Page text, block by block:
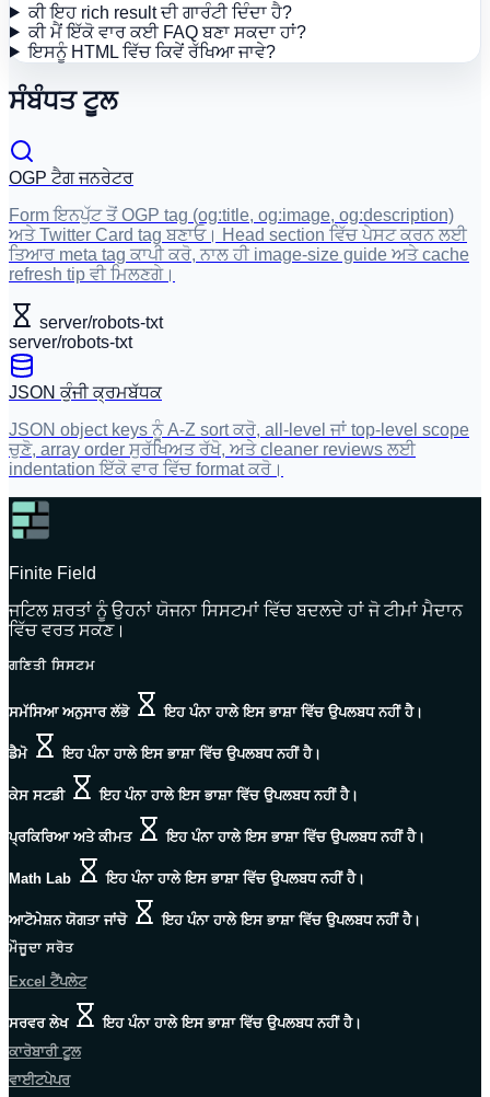
ਕੀ ਇਹ rich result ਦੀ ਗਾਰੰਟੀ ਦਿੰਦਾ ਹੈ?
ਕੀ ਮੈਂ ਇੱਕੋ ਵਾਰ ਕਈ FAQ ਬਣਾ ਸਕਦਾ ਹਾਂ?
ਇਸਨੂੰ HTML ਵਿੱਚ ਕਿਵੇਂ ਰੱਖਿਆ ਜਾਵੇ?
ਸੰਬੰਧਤ ਟੂਲ
OGP ਟੈਗ ਜਨਰੇਟਰ
Form ਇਨਪੁੱਟ ਤੋਂ OGP tag (og:title, og:image, og:description)
ਅਤੇ Twitter Card tag ਬਣਾਓ। Head section ਵਿੱਚ ਪੇਸਟ ਕਰਨ ਲਈ
ਤਿਆਰ meta tag ਕਾਪੀ ਕਰੋ, ਨਾਲ ਹੀ image-size guide ਅਤੇ cache
refresh tip ਵੀ ਮਿਲਣਗੇ।
server/robots-txt
server/robots-txt
JSON ਕੁੰਜੀ ਕ੍ਰਮਬੱਧਕ
JSON object keys ਨੂੰ A-Z sort ਕਰੋ, all-level ਜਾਂ top-level scope
ਚੁਣੋ, array order ਸੁਰੱਖਿਅਤ ਰੱਖੋ, ਅਤੇ cleaner reviews ਲਈ
indentation ਇੱਕੋ ਵਾਰ ਵਿੱਚ format ਕਰੋ।
Finite Field
ਜਟਿਲ ਸ਼ਰਤਾਂ ਨੂੰ ਉਹਨਾਂ ਯੋਜਨਾ ਸਿਸਟਮਾਂ ਵਿੱਚ ਬਦਲਦੇ ਹਾਂ ਜੋ ਟੀਮਾਂ ਮੈਦਾਨ
ਵਿੱਚ ਵਰਤ ਸਕਣ।
ਗਣਿਤੀ ਸਿਸਟਮ
ਸਮੱਸਿਆ ਅਨੁਸਾਰ ਲੱਭੋ ਇਹ ਪੰਨਾ ਹਾਲੇ ਇਸ ਭਾਸ਼ਾ ਵਿੱਚ ਉਪਲਬਧ ਨਹੀਂ ਹੈ।
ਡੈਮੋ ਇਹ ਪੰਨਾ ਹਾਲੇ ਇਸ ਭਾਸ਼ਾ ਵਿੱਚ ਉਪਲਬਧ ਨਹੀਂ ਹੈ।
ਕੇਸ ਸਟਡੀ ਇਹ ਪੰਨਾ ਹਾਲੇ ਇਸ ਭਾਸ਼ਾ ਵਿੱਚ ਉਪਲਬਧ ਨਹੀਂ ਹੈ।
ਪ੍ਰਕਿਰਿਆ ਅਤੇ ਕੀਮਤ ਇਹ ਪੰਨਾ ਹਾਲੇ ਇਸ ਭਾਸ਼ਾ ਵਿੱਚ ਉਪਲਬਧ ਨਹੀਂ ਹੈ।
Math Lab ਇਹ ਪੰਨਾ ਹਾਲੇ ਇਸ ਭਾਸ਼ਾ ਵਿੱਚ ਉਪਲਬਧ ਨਹੀਂ ਹੈ।
ਆਟੋਮੇਸ਼ਨ ਯੋਗਤਾ ਜਾਂਚੋ ਇਹ ਪੰਨਾ ਹਾਲੇ ਇਸ ਭਾਸ਼ਾ ਵਿੱਚ ਉਪਲਬਧ ਨਹੀਂ ਹੈ।
ਮੌਜੂਦਾ ਸਰੋਤ
Excel ਟੈਂਪਲੇਟ
ਸਰਵਰ ਲੇਖ
ਇਹ ਪੰਨਾ ਹਾਲੇ ਇਸ ਭਾਸ਼ਾ ਵਿੱਚ ਉਪਲਬਧ ਨਹੀਂ ਹੈ।
ਕਾਰੋਬਾਰੀ ਟੂਲ
ਵਾਈਟਪੇਪਰ